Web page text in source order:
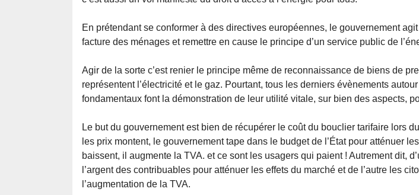
En prétendant se conformer à des directives européennes, le gouvernement
facture des ménages et remettre en cause le principe d’un service public de
Agir de la sorte c’est renier le principe même de reconnaissance de biens de
représentent l’électricité et le gaz. Pourtant, tous les derniers évènements
fondamentaux font la démonstration de leur utilité vitale, sur bien des aspects,
Le but du gouvernement est bien de récupérer le coût du bouclier tarifaire lors
les prix montent, le gouvernement tape dans le budget de l’État pour atténuer
baissent, il augmente la TVA. et ce sont les usagers qui paient ! Autrement dit,
l’argent des contribuables pour atténuer les effets du marché et de l’autre les
l’augmentation de la TVA.